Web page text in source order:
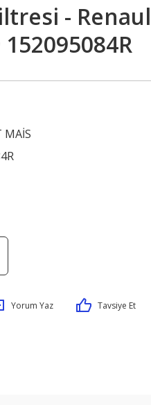
-
MAİS
Yorum Yaz Tavsiye Et